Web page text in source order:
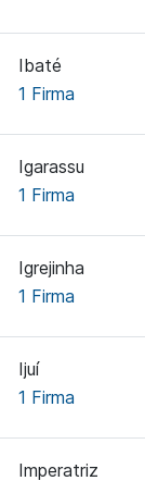
Ibaté
1 Firma
Igarassu
1 Firma
Igrejinha
1 Firma
Ijuí
1 Firma
Imperatriz